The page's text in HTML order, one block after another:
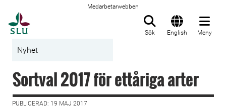
Medarbetarwebben
Sök English Meny
Nyhet
Sortval 2017 för ettåriga arter
PUBLICERAD: 19 MAJ 2017